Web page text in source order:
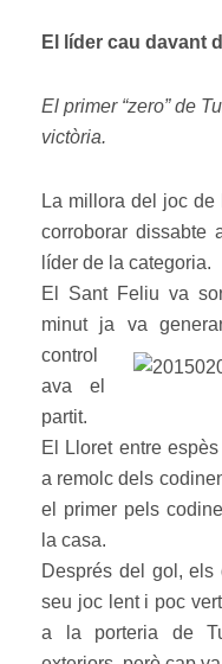
El líder cau davant
El primer “zero” de
victòria.
La millora del joc de
corroborar dissabte
líder de la categoria.
El Sant Feliu va
minut ja va
control
ava el
partit.
El Lloret entre
a remolc dels
el primer pels
la casa.
Després del gol,
seu joc lent i poc
a la porteria de